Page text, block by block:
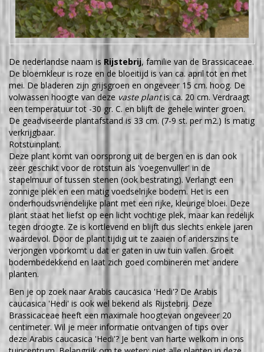
De nederlandse naam is Rijstebrij, familie van de Brassicaceae.
De bloemkleur is roze en de bloeitijd is van ca. april tot en met
mei. De bladeren zijn grijsgroen en ongeveer 15 cm. hoog. De
volwassen hoogte van deze vaste plantis ca. 20 cm. Verdraagt
een temperatuur tot -30 gr. C. en blijft de gehele winter groen.
De geadviseerde plantafstand is 33 cm. (7-9 st. per m2.) Is matig
verkrijgbaar.
Rotstuinplant.
Deze plant komt van oorsprong uit de bergen en is dan ook
zeer geschikt voor de rotstuin als 'voegenvuller' in de
stapelmuur of tussen stenen (ook bestrating). Verlangt een
zonnige plek en een matig voedselrijke bodem. Het is een
onderhoudsvriendelijke plant met een rijke, kleurige bloei. Deze
plant staat het liefst op een licht vochtige plek, maar kan redelijk
tegen droogte. Ze is kortlevend en blijft dus slechts enkele jaren
waardevol. Door de plant tijdig uit te zaaien of anderszins te
verjongen voorkomt u dat er gaten in uw tuin vallen. Groeit
bodembedekkend en laat zich goed combineren met andere
planten.
Ben je op zoek naar Arabis caucasica 'Hedi'? De Arabis
caucasica 'Hedi' is ook wel bekend als Rijstebrij. Deze
Brassicaceae heeft een maximale hoogtevan ongeveer 20
centimeter. Wil je meer informatie ontvangen of tips over
deze Arabis caucasica 'Hedi'? Je bent van harte welkom in ons